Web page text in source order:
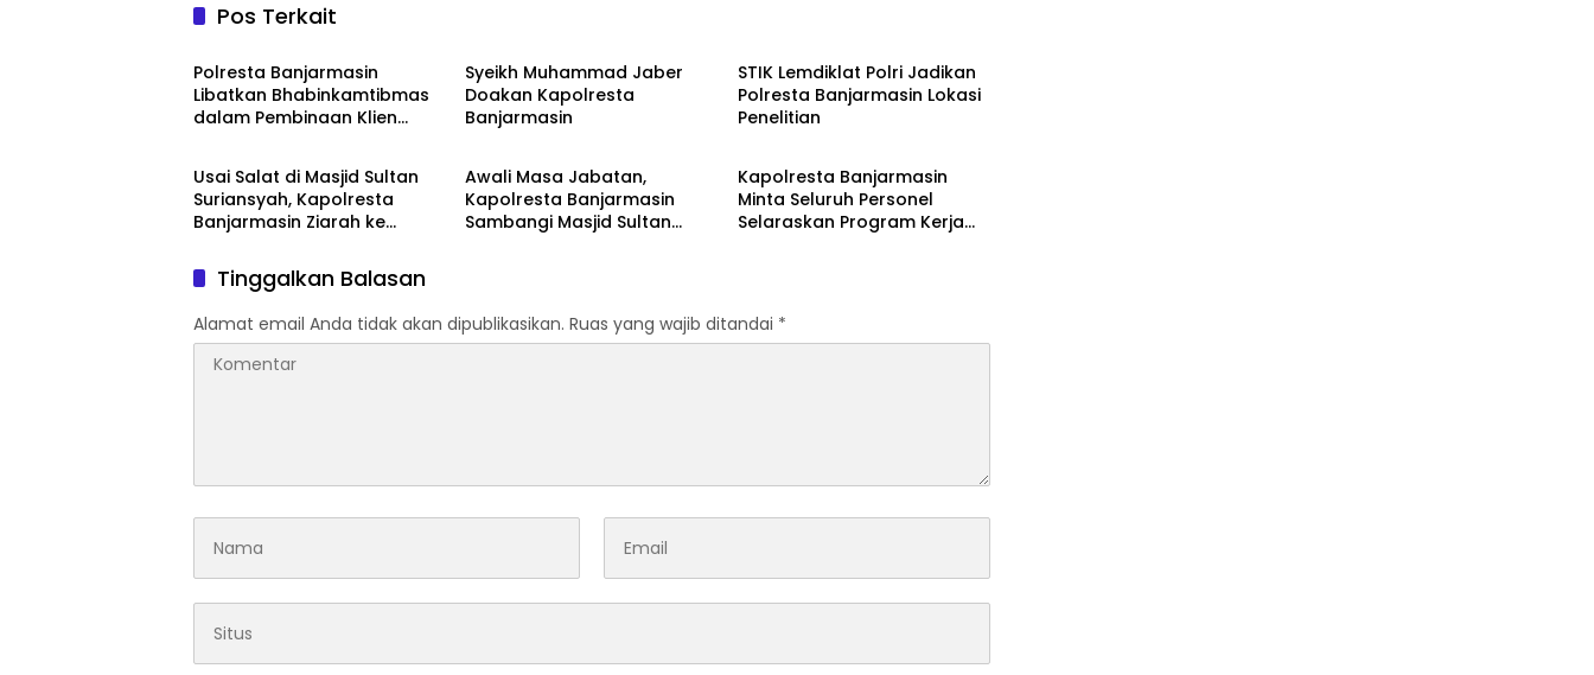
Pos Terkait
Banjarmasin
Polresta Banjarmasin
Libatkan Bhabinkamtibmas
dalam Pembinaan Klien
Syeikh Muhammad Jaber
Doakan Kapolresta
Banjarmasin
STIK Lemdiklat Polri Jadikan
Polresta Banjarmasin Lokasi
Penelitian
Banjarmasin
Usai Salat di Masjid Sultan
Suriansyah, Kapolresta
Banjarmasin Ziarah ke
Banjarmasin
Awali Masa Jabatan,
Kapolresta Banjarmasin
Sambangi Masjid Sultan
Banjarmasin
Kapolresta Banjarmasin
Minta Seluruh Personel
Selaraskan Program Kerja
Tinggalkan Balasan
Alamat email Anda tidak akan dipublikasikan. Ruas yang wajib ditandai *